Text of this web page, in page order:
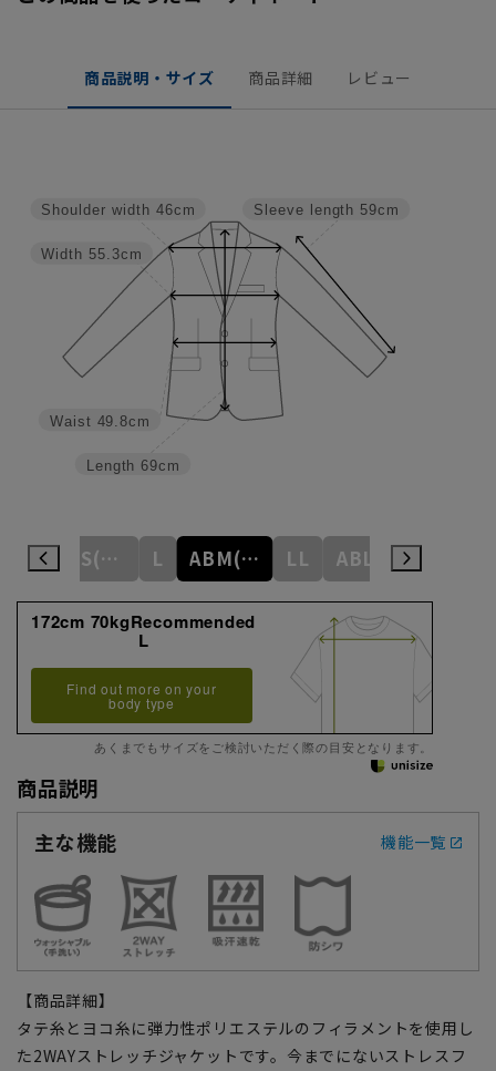
商品説明・サイズ 商品詳細 レビュー
Sleeve length 59cm
Length 69cm
Waist 49.8cm
Width 55.3cm
Shoulder width 46cm
ABS(WideS) L ABM(WideM) LL
172cm 70kgRecommended
L
Find out more on your
body type
あくまでもサイズをご検討いただく際の目安となります。
商品説明
主な機能
機能一覧
【商品詳細】
タテ糸とヨコ糸に弾力性ポリエステルのフィラメントを使用し
た2WAYストレッチジャケットです。今までにないストレスフ